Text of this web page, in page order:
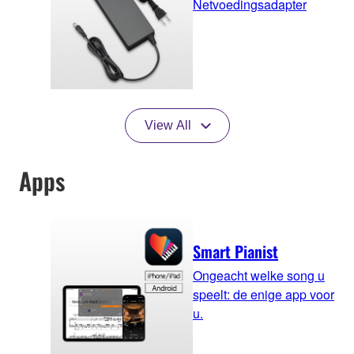
Netvoedingsadapter
View All
Apps
Smart Pianist
Ongeacht welke song u
speelt: de enige app voor
u.